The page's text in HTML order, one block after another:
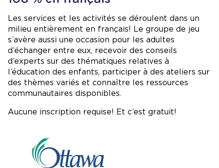
Les services et les activités se déroulent dans un
milieu entièrement en français! Le groupe de jeu
s’avère aussi une occasion pour les adultes
d’échanger entre eux, recevoir des conseils
d’experts sur des thématiques relatives à
l’éducation des enfants, participer à des ateliers sur
des thèmes variés et connaître les ressources
communautaires disponibles.
Aucune inscription requise! Et c’est gratuit!